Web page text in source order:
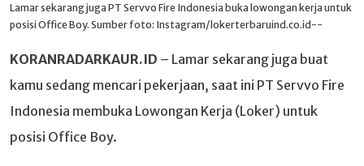
Lamar sekarang juga PT Servvo Fire Indonesia buka lowongan kerja untuk
posisi Office Boy. Sumber foto: Instagram/lokerterbaruind.co.id--
KORANRADARKAUR.ID – Lamar sekarang juga buat
kamu sedang mencari pekerjaan, saat ini PT Servvo Fire
Indonesia membuka Lowongan Kerja (Loker) untuk
posisi Office Boy.